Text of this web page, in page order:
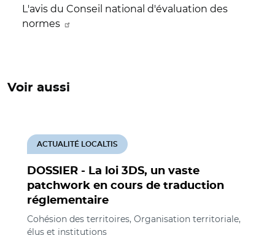
L'avis du Conseil national d'évaluation des
normes
Voir aussi
DOSSIER - La loi 3DS, un vaste
patchwork en cours de traduction
réglementaire
ACTUALITÉ LOCALTIS
Cohésion des territoires, Organisation territoriale,
élus et institutions